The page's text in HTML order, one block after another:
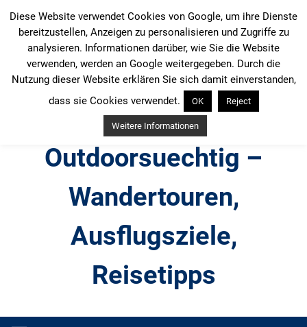
Inhalt
springen
Outdoorsuechtig –
Wandertouren,
Ausflugsziele,
Reisetipps
Produkttests und Buchrezensionen. Ein Blog für alle, die gern
Diese Website verwendet Cookies von Google, um ihre Dienste
bereitzustellen, Anzeigen zu personalisieren und Zugriffe zu
analysieren. Informationen darüber, wie Sie die Website
verwenden, werden an Google weitergegeben. Durch die
Nutzung dieser Website erklären Sie sich damit einverstanden,
dass sie Cookies verwendet.
OK Reject
Weitere Informationen